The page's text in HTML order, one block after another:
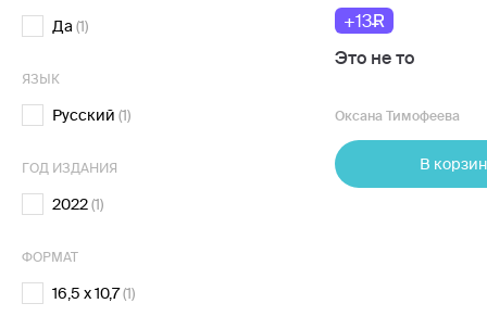
Да (1)
ЯЗЫК
Русский (1)
ГОД ИЗДАНИЯ
2022(1)
ФОРМАТ
16,5 х 10,7(1)
+13
Это не то
Оксана Тимофеева
В